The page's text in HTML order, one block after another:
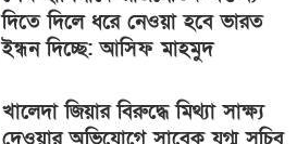
দিতে দিলে ধরে নেওয়া হবে ভারত
ইন্ধন দিচ্ছে: আসিফ মাহমুদ
খালেদা জিয়ার বিরুদ্ধে মিথ্যা সাক্ষ্য